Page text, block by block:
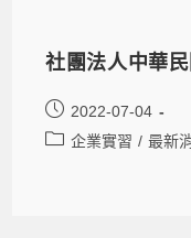
社團法人中華
2022-07-04
企業實習 / 最新